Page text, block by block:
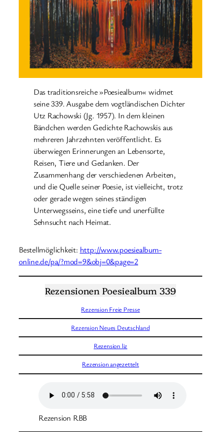
Das traditionsreiche »Poesiealbum« widmet
seine 339. Ausgabe dem vogtländischen Dichter
Utz Rachowski (Jg. 1957). In dem kleinen
Bändchen werden Gedichte Rachowskis aus
mehreren Jahrzehnten veröffentlicht. Es
überwiegen Erinnerungen an Lebensorte,
Reisen, Tiere und Gedanken. Der
Zusammenhang der verschiedenen Arbeiten,
und die Quelle seiner Poesie, ist vielleicht, trotz
oder gerade wegen seines ständigen
Unterwegsseins, eine tiefe und unerfüllte
Sehnsucht nach Heimat.
Bestellmöglichkeit: http://www.poesiealbum-
online.de/pa/?mod=9&obj=0&page=2
Rezensionen Poesiealbum 339
Rezension Freie Presse
Rezension Neues Deutschland
Rezension liz
Rezension angezettelt
Rezension RBB